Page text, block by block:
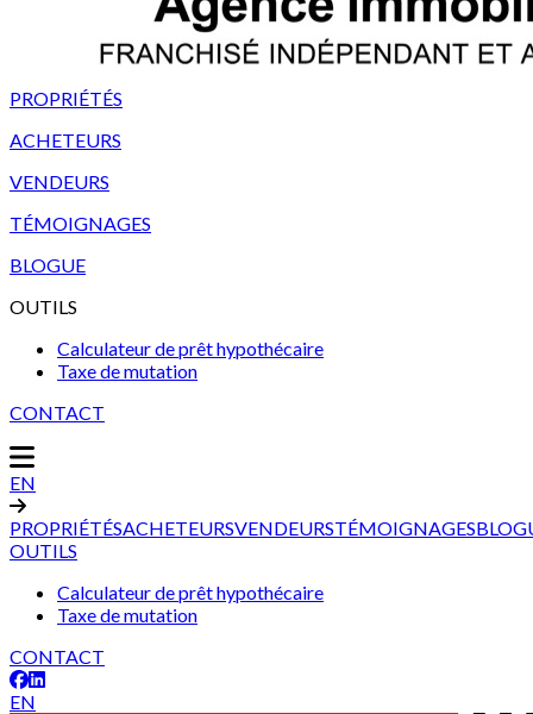
PROPRIÉTÉS
ACHETEURS
VENDEURS
TÉMOIGNAGES
BLOGUE
OUTILS
Calculateur de prêt hypothécaire
Taxe de mutation
CONTACT
EN
PROPRIÉTÉSACHETEURSVENDEURSTÉMOIGNAGES
OUTILS
Calculateur de prêt hypothécaire
Taxe de mutation
CONTACT
EN